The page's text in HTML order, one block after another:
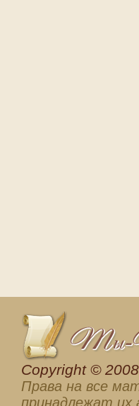
Сopyright ©
Права на все
принадлежат их